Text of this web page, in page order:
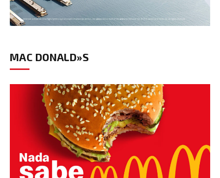
MAC DONALD»S